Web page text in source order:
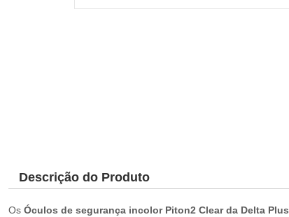
Descrição do Produto
Os Óculos de segurança incolor Piton2 Clear da Delta Plus